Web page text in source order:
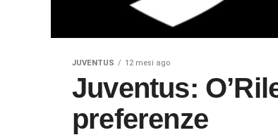
JUVENTUS 12 mesi ago
Juventus:
preferenze